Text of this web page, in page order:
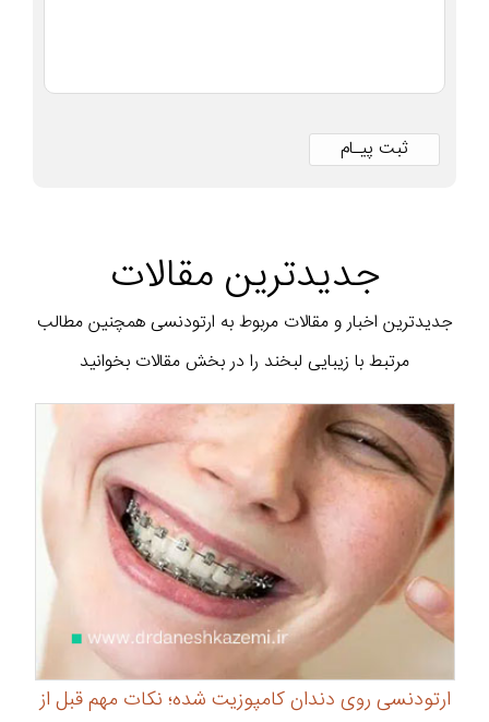
جدیدترین مقالات
جدیدترین اخبار و مقالات مربوط به ارتودنسی همچنین مطالب
مرتبط با زیبایی لبخند را در بخش مقالات بخوانید
ارتودنسی روی دندان کامپوزیت شده؛ نکات مهم قبل از